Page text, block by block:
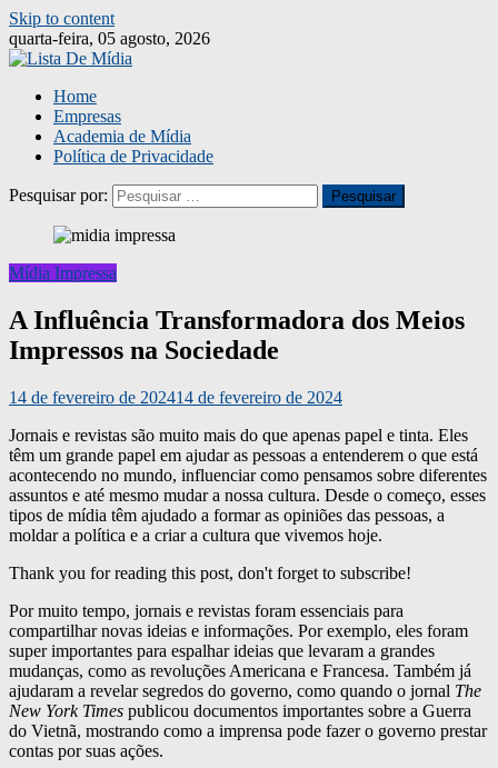
Skip to content
quarta-feira, 05 agosto, 2026
Home
Empresas
Academia de Mídia
Política de Privacidade
Pesquisar por:
Mídia Impressa
A Influência Transformadora dos Meios
Impressos na Sociedade
14 de fevereiro de 202414 de fevereiro de 2024
Jornais e revistas são muito mais do que apenas papel e tinta. Eles
têm um grande papel em ajudar as pessoas a entenderem o que está
acontecendo no mundo, influenciar como pensamos sobre diferentes
assuntos e até mesmo mudar a nossa cultura. Desde o começo, esses
tipos de mídia têm ajudado a formar as opiniões das pessoas, a
moldar a política e a criar a cultura que vivemos hoje.
Thank you for reading this post, don't forget to subscribe!
Por muito tempo, jornais e revistas foram essenciais para
compartilhar novas ideias e informações. Por exemplo, eles foram
super importantes para espalhar ideias que levaram a grandes
mudanças, como as revoluções Americana e Francesa. Também já
ajudaram a revelar segredos do governo, como quando o jornal The
New York Times publicou documentos importantes sobre a Guerra
do Vietnã, mostrando como a imprensa pode fazer o governo prestar
contas por suas ações.